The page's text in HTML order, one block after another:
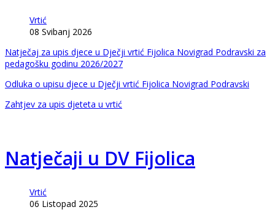
Vrtić
08 Svibanj 2026
Natječaj za upis djece u Dječji vrtić Fijolica Novigrad Podravski za
pedagošku godinu 2026/2027
Odluka o upisu djece u Dječji vrtić Fijolica Novigrad Podravski
Zahtjev za upis djeteta u vrtić
Natječaji u DV Fijolica
Vrtić
06 Listopad 2025